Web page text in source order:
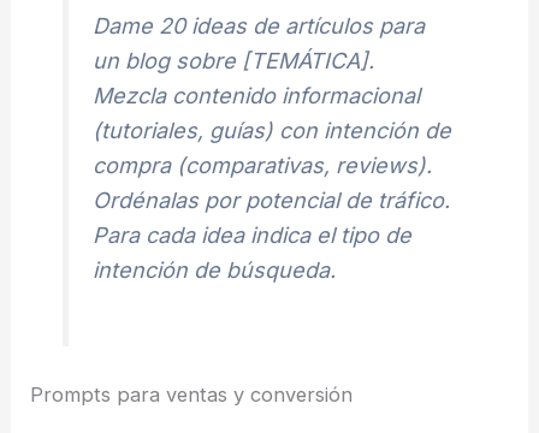
Dame 20 ideas de artículos para
un blog sobre [TEMÁTICA].
Mezcla contenido informacional
(tutoriales, guías) con intención de
compra (comparativas, reviews).
Ordénalas por potencial de tráfico.
Para cada idea indica el tipo de
intención de búsqueda.
Prompts para ventas y conversión